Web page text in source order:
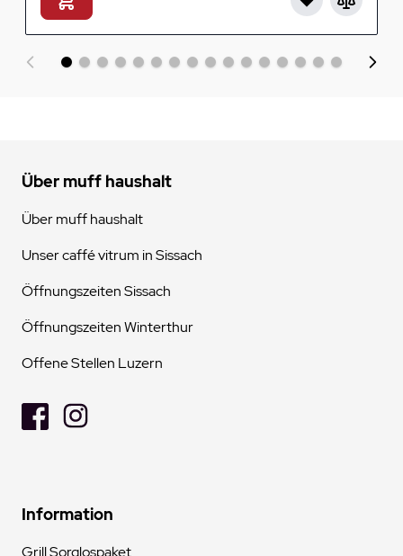
Über muff haushalt
Über muff haushalt
Unser caffé vitrum in Sissach
Öffnungszeiten Sissach
Öffnungszeiten Winterthur
Offene Stellen Luzern
Information
Grill Sorglospaket